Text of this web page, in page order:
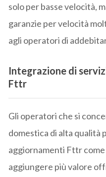
solo per basse velocità,
garanzie per velocità
agli operatori di
Integrazione di
Fttr
Gli operatori che si
domestica di alta qualità
aggiornamenti Fttr
aggiungere più valore